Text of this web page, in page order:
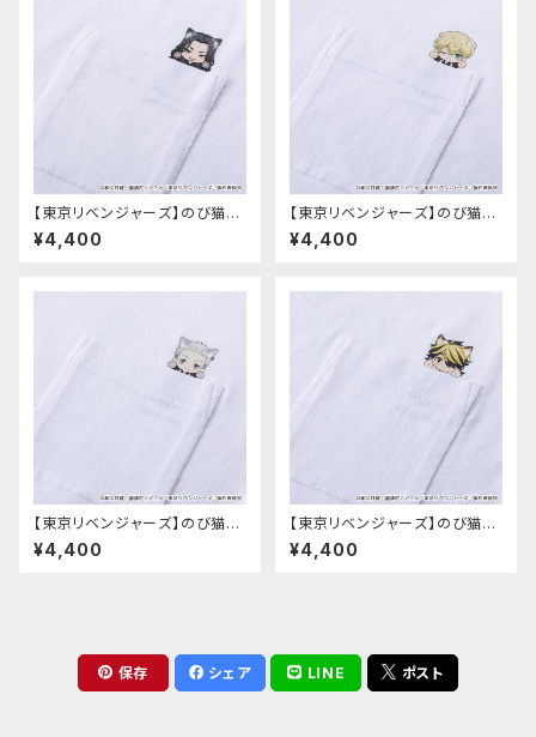
【東京リベンジャーズ】のび猫T
シャツ（場地 圭介）
¥4,400
【東京リベンジャーズ】のび猫T
シャツ（松野 千冬）
¥4,400
【東京リベンジャーズ】のび猫T
シャツ（三ツ谷 隆）
¥4,400
【東京リベンジャーズ】のび猫T
シャツ（羽宮 一虎）
¥4,400
保存 シェア LINE ポスト